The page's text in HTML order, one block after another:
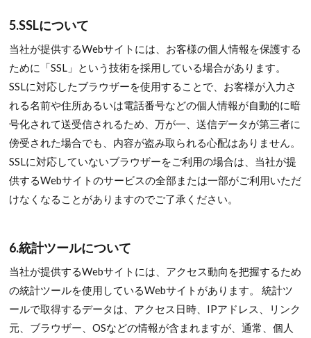
5.SSLについて
当社が提供するWebサイトには、お客様の個人情報を保護する
ために「SSL」という技術を採用している場合があります。
SSLに対応したブラウザーを使用することで、お客様が入力さ
れる名前や住所あるいは電話番号などの個人情報が自動的に暗
号化されて送受信されるため、万が一、送信データが第三者に
傍受された場合でも、内容が盗み取られる心配はありません。
SSLに対応していないブラウザーをご利用の場合は、当社が提
供するWebサイトのサービスの全部または一部がご利用いただ
けなくなることがありますのでご了承ください。
6.統計ツールについて
当社が提供するWebサイトには、アクセス動向を把握するため
の統計ツールを使用しているWebサイトがあります。 統計ツ
ールで取得するデータは、アクセス日時、IPアドレス、リンク
元、ブラウザー、OSなどの情報が含まれますが、通常、個人